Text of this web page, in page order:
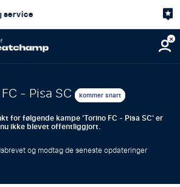
4,7/5
- Pisa SC kommer snart
for følgende kampe 'Torino FC - Pisa SC' er
ikke blevet offentliggjort.
og modtag de seneste opdateringer